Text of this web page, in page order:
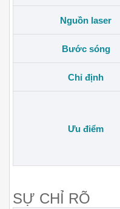
Nguồn laser
Bước sóng
Chỉ định
Ưu điểm
SỰ CHỈ RÕ